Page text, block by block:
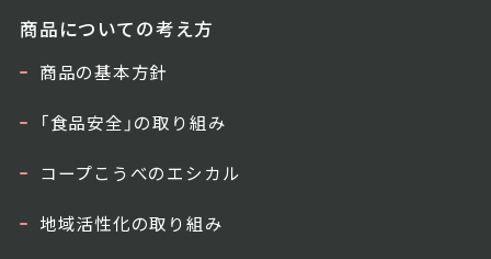
商品についての考え方
商品の基本方針
「食品安全」の取り組み
コープこうべのエシカル
地域活性化の取り組み